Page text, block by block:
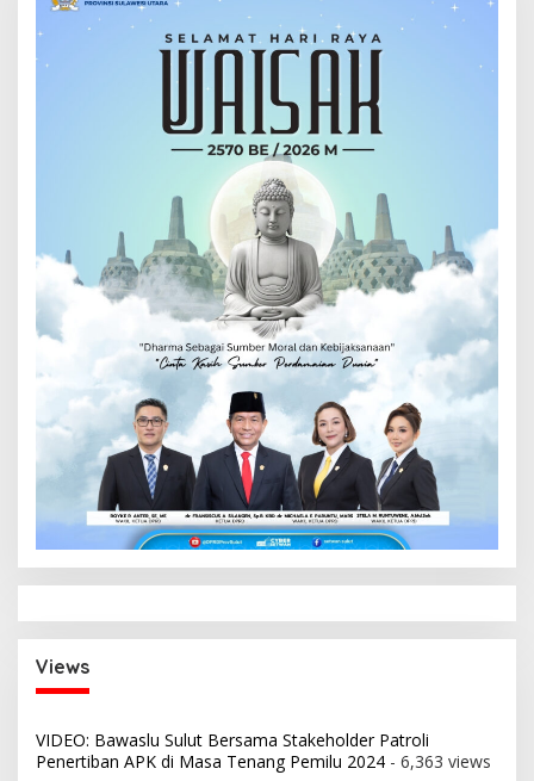
Views
VIDEO: Bawaslu Sulut Bersama Stakeholder Patroli
Penertiban APK di Masa Tenang Pemilu 2024 - 6,363 views